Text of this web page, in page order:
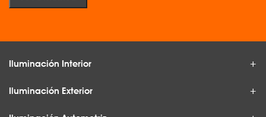
Iluminación Interior
Iluminación Exterior